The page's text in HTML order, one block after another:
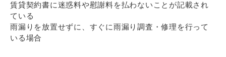
賃貸契約書に迷惑料や慰謝料を払わないことが記載され
ている
雨漏りを放置せずに、すぐに雨漏り調査・修理を行って
いる場合